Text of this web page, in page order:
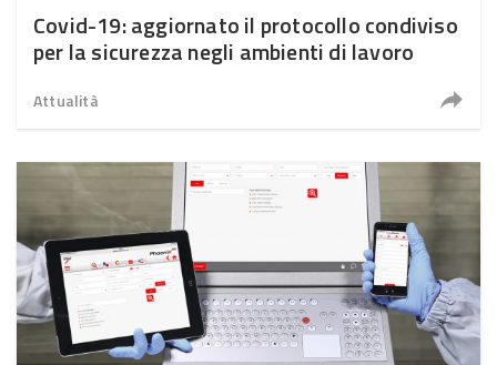
Covid-19: aggiornato il protocollo condiviso
per la sicurezza negli ambienti di lavoro
Attualità